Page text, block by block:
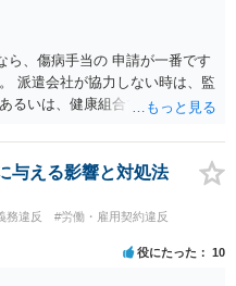
ツが義務付けられたり、1日10件
めのタクシー禁止など規則があ
反が認められる可能性がありま
休業損害、慰謝料等を請求でき
度弁護士に相談するのが良い
ら、傷病手当の 申請が一番です
派遣会社が協力しない時は、監
るいは、健康組合ですね。
与える影響と対処法
務違反
#労働・雇用契約違反
役にたった 10